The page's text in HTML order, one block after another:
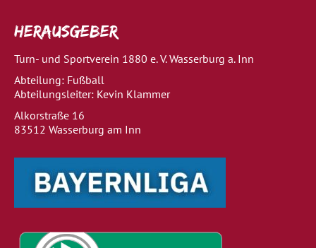
Herausgeber
Turn- und Sportverein 1880 e. V. Wasserburg a. Inn
Abteilung: Fußball
Abteilungsleiter: Kevin Klammer
Alkorstraße 16
83512 Wasserburg am Inn